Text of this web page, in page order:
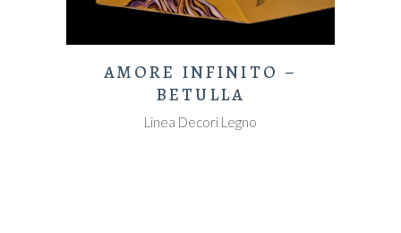
AMORE INFINITO –
BETULLA
Linea Decori Legno